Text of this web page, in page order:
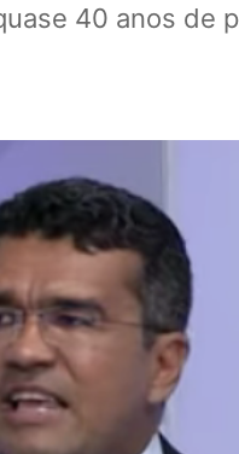
40 anos de